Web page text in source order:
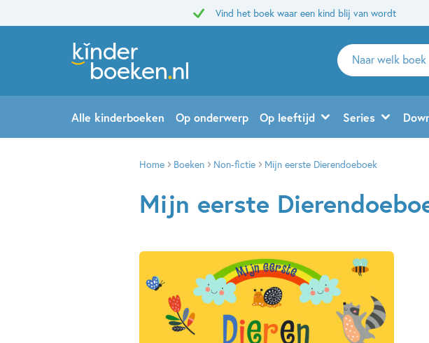
Vind het boek waar een kind blij van wordt
Zoeken
naar
en
uitgevers
Alle kinderboeken Op onderwerp Op leeftijd Series
Home Boeken Non-fictie Mijn eerste Dierendoeboek
Mijn eerste